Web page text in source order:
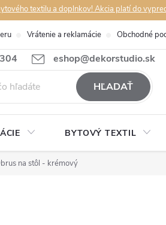
textilu a doplnkov! Akcia platí do
eshop@dekorstudio.sk
Vrátenie a reklamácie Obchodné
HĽADAŤ
BYTOVÝ TEXTIL
na stôl - krémový